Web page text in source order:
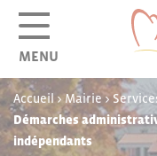
MENU
Accueil >Mairie>
Démarches
indépendants
Panneau de gestion des